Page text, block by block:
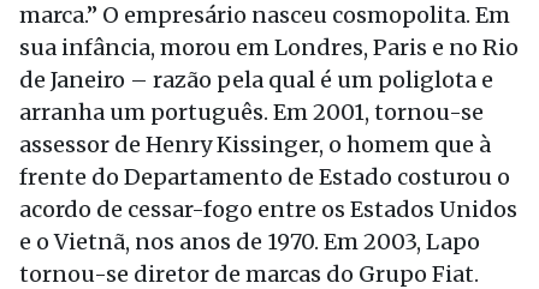
marca.” O empresário nasceu cosmopolita. Em
sua infância, morou em Londres, Paris e no Rio
de Janeiro – razão pela qual é um poliglota e
arranha um português. Em 2001, tornou-se
assessor de Henry Kissinger, o homem que à
frente do Departamento de Estado costurou o
acordo de cessar-fogo entre os Estados Unidos
e o Vietnã, nos anos de 1970. Em 2003, Lapo
tornou-se diretor de marcas do Grupo Fiat.